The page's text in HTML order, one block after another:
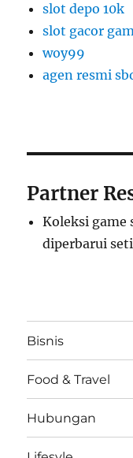
slot depo 10k
slot gacor
woy99
agen resmi
Partner
Koleksi
diperbarui
Bisnis
Food & Travel
Hubungan